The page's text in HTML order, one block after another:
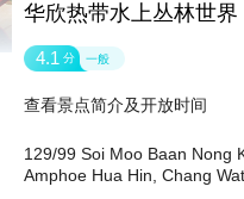
华欣热带水上丛林世界
4.1 分 一般
查看景点简介及开放时间
129/99 Soi Moo Baan Nong
Amphoe Hua Hin, Chang